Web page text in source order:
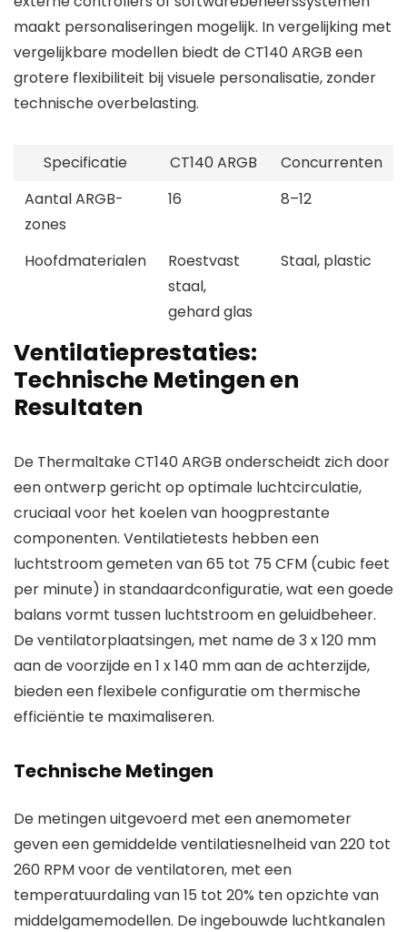
maakt personaliseringen mogelijk. In vergelijking met
vergelijkbare modellen biedt de CT140 ARGB een
grotere flexibiliteit bij visuele personalisatie, zonder
technische overbelasting.
Specificatie CT140 ARGB
Concurrenten
Aantal ARGB-
zones
16 8–12
Hoofdmaterialen
Roestvast
staal,
gehard glas
Staal, plastic
Ventilatieprestaties:
Technische Metingen en
Resultaten
De Thermaltake CT140 ARGB onderscheidt zich door
een ontwerp gericht op optimale luchtcirculatie,
cruciaal voor het koelen van hoogprestante
componenten. Ventilatietests hebben een
luchtstroom gemeten van 65 tot 75 CFM (cubic feet
per minute) in standaardconfiguratie, wat een goede
balans vormt tussen luchtstroom en geluidbeheer.
De ventilatorplaatsingen, met name de 3 x 120 mm
aan de voorzijde en 1 x 140 mm aan de achterzijde,
bieden een flexibele configuratie om thermische
efficiëntie te maximaliseren.
Technische Metingen
De metingen uitgevoerd met een anemometer
geven een gemiddelde ventilatiesnelheid van 220 tot
260 RPM voor de ventilatoren, met een
temperatuurdaling van 15 tot 20% ten opzichte van
middelgamemodellen. De ingebouwde luchtkanalen